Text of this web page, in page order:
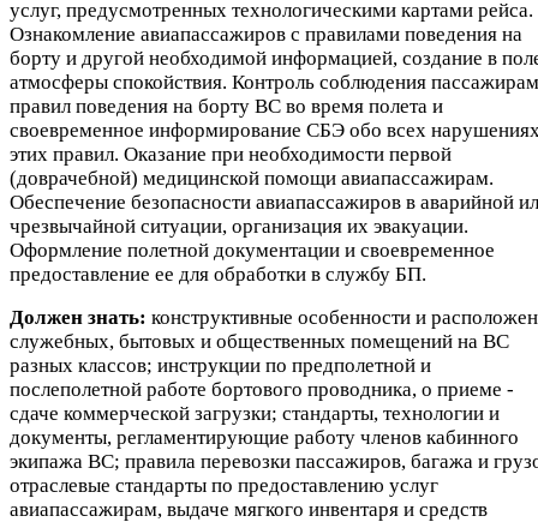
услуг, предусмотренных технологическими картами рейса.
Ознакомление авиапассажиров с правилами поведения на
борту и другой необходимой информацией, создание в
атмосферы спокойствия. Контроль соблюдения
правил поведения на борту ВС во время полета и
своевременное информирование СБЭ обо всех
этих правил. Оказание при необходимости первой
(доврачебной) медицинской помощи авиапассажирам.
Обеспечение безопасности авиапассажиров в аварийной
чрезвычайной ситуации, организация их эвакуации.
Оформление полетной документации и своевременное
предоставление ее для обработки в службу БП.
Должен знать: конструктивные особенности и
служебных, бытовых и общественных помещений на ВС
разных классов; инструкции по предполетной и
послеполетной работе бортового проводника, о приеме -
сдаче коммерческой загрузки; стандарты, технологии и
документы, регламентирующие работу членов кабинного
экипажа ВС; правила перевозки пассажиров, багажа и
отраслевые стандарты по предоставлению услуг
авиапассажирам, выдаче мягкого инвентаря и средств